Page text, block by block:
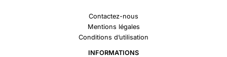
Contactez-nous
Mentions légales
Conditions d’utilisation
INFORMATIONS